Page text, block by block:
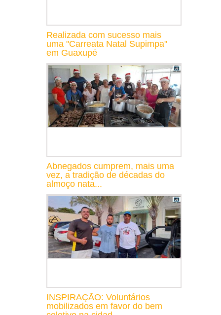
Realizada com sucesso mais
uma "Carreata Natal Supimpa"
em Guaxupé
Abnegados cumprem, mais uma
vez, a tradição de décadas do
almoço nata...
INSPIRAÇÃO: Voluntários
mobilizados em favor do bem